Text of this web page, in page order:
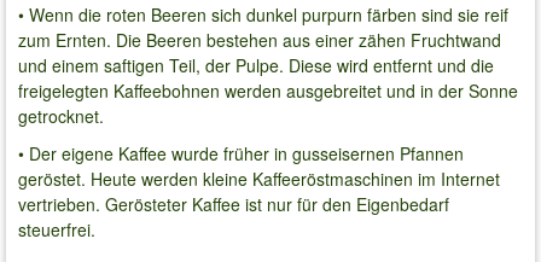
• Wenn die roten Beeren sich dunkel purpurn färben sind sie reif
zum Ernten. Die Beeren bestehen aus einer zähen Fruchtwand
und einem saftigen Teil, der Pulpe. Diese wird entfernt und die
freigelegten Kaffeebohnen werden ausgebreitet und in der Sonne
getrocknet.
• Der eigene Kaffee wurde früher in gusseisernen Pfannen
geröstet. Heute werden kleine Kaffeeröstmaschinen im Internet
vertrieben. Gerösteter Kaffee ist nur für den Eigenbedarf
steuerfrei.